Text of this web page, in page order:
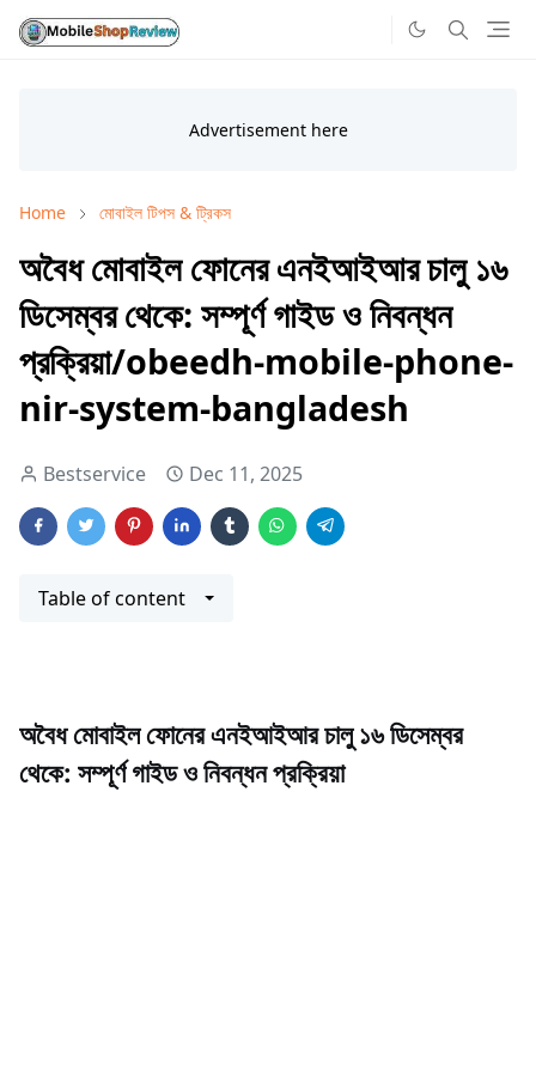
Home মোবাইল টিপস & ট্রিকস
অবৈধ মোবাইল ফোনের এনইআইআর চালু ১৬
ডিসেম্বর থেকে: সম্পূর্ণ গাইড ও নিবন্ধন
প্রক্রিয়া/obeedh-mobile-phone-
nir-system-bangladesh
Bestservice Dec 11, 2025
Table of content
অবৈধ মোবাইল ফোনের এনইআইআর চালু ১৬ ডিসেম্বর
থেকে: সম্পূর্ণ গাইড ও নিবন্ধন প্রক্রিয়া